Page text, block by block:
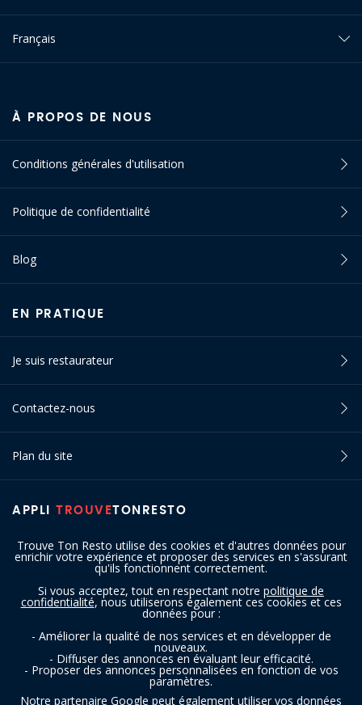
Trouve Ton Resto utilise des cookies et d'autres données pour
enrichir votre expérience et proposer des services en s'assurant
qu'ils fonctionnent correctement.
Si vous acceptez, tout en respectant notre politique de
confidentialité, nous utiliserons également ces cookies et ces
données pour :
- Améliorer la qualité de nos services et en développer de
nouveaux.
- Diffuser des annonces en évaluant leur efficacité.
- Proposer des annonces personnalisées en fonction de vos
paramètres.
Notre partenaire Google peut également utiliser vos données
Français
APPLI TROUVETONRESTO
À PROPOS DE NOUS
Conditions générales d'utilisation
Politique de confidentialité
Blog
EN PRATIQUE
Je suis restaurateur
Contactez-nous
Plan du site
SUIVEZ-NOUS